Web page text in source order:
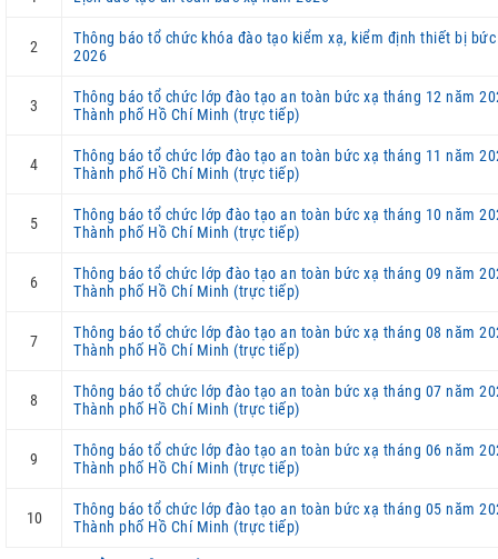
2
Thông báo tổ chức khóa đào tạo kiểm xạ, kiểm định thiết bị
2026
3
Thông báo tổ chức lớp đào tạo an toàn bức xạ tháng 12 năm
Thành phố Hồ Chí Minh (trực tiếp)
4
Thông báo tổ chức lớp đào tạo an toàn bức xạ tháng 11 năm
Thành phố Hồ Chí Minh (trực tiếp)
5
Thông báo tổ chức lớp đào tạo an toàn bức xạ tháng 10 năm
Thành phố Hồ Chí Minh (trực tiếp)
6
Thông báo tổ chức lớp đào tạo an toàn bức xạ tháng 09 năm
Thành phố Hồ Chí Minh (trực tiếp)
7
Thông báo tổ chức lớp đào tạo an toàn bức xạ tháng 08 năm
Thành phố Hồ Chí Minh (trực tiếp)
8
Thông báo tổ chức lớp đào tạo an toàn bức xạ tháng 07 năm
Thành phố Hồ Chí Minh (trực tiếp)
9
Thông báo tổ chức lớp đào tạo an toàn bức xạ tháng 06 năm
Thành phố Hồ Chí Minh (trực tiếp)
10
Thông báo tổ chức lớp đào tạo an toàn bức xạ tháng 05 năm
Thành phố Hồ Chí Minh (trực tiếp)